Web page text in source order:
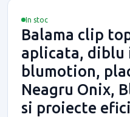
In stoc
Balama clip
aplicata, diblu
blumotion,
Neagru Onix,
si proiecte